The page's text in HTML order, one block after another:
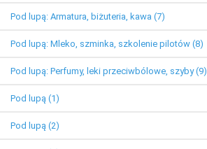
Pod lupą: Armatura, biżuteria, kawa (7)
Pod lupą: Mleko, szminka, szkolenie pilotów (8)
Pod lupą: Perfumy, leki przeciwbólowe, szyby (9)
Pod lupą (1)
Pod lupą (2)